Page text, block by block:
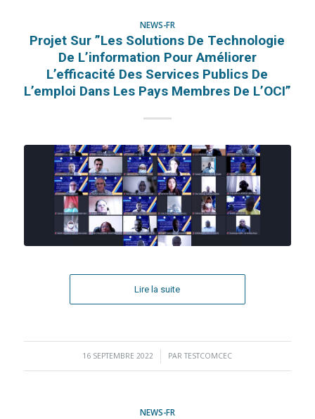
NEWS-FR
Projet Sur ”les Solutions De Technologie
De L’information Pour Améliorer
L’efficacité Des Services Publics De
L’emploi Dans Les Pays Membres De L’OCI”
Lire la suite
16 SEPTEMBRE 2022
/ PARTESTCOMCEC
NEWS-FR